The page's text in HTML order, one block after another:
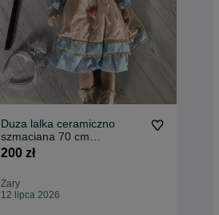
Duza lalka ceramiczno
szmaciana 70 cm
przedwojenna
200 zł
Żary
12 lipca 2026